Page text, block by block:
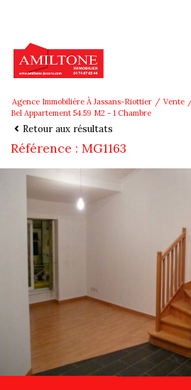
Agence Immobilière À Jassans-Riottier Vente
Bel Appartement 54.59 M2 - 1 Chambre
Retour aux résultats
Référence : MG1163